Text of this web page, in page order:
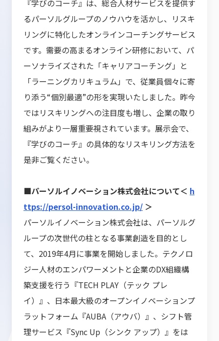
『学びのコーチ』は、総合人材サービスを提供す
るパーソルグループのノウハウを活かし、リスキ
リングに特化したオンラインコーチングサービス
です。需要の高まるオンライン研修において、パ
ーソナライズされた「キャリアコーチング」と
「ラーニングカリキュラム」で、従業員個々に寄
り添う“個別最適”の形を実現いたしました。昨今
ではリスキリングへの注目度も増し、企業の取り
組みがより一層重要視されています。展示会で、
『学びのコーチ』の具体的なリスキリング方法を
是非ご覧ください。
■パーソルイノベーション株式会社について＜ h
ttps://persol-innovation.co.jp/ ＞
パーソルイノベーション株式会社は、パーソルグ
ループの次世代の柱となる事業創造を目的とし
て、2019年4月に事業を開始しました。テクノロ
ジー人材のエンパワーメントと企業のDX組織構
築支援を行う『TECH PLAY（テック プレ
イ）』、日本最大級のオープンイノベーションプ
ラットフォーム『AUBA（アウバ）』、シフト管
理サービス『Sync Up（シンク アップ）』をは